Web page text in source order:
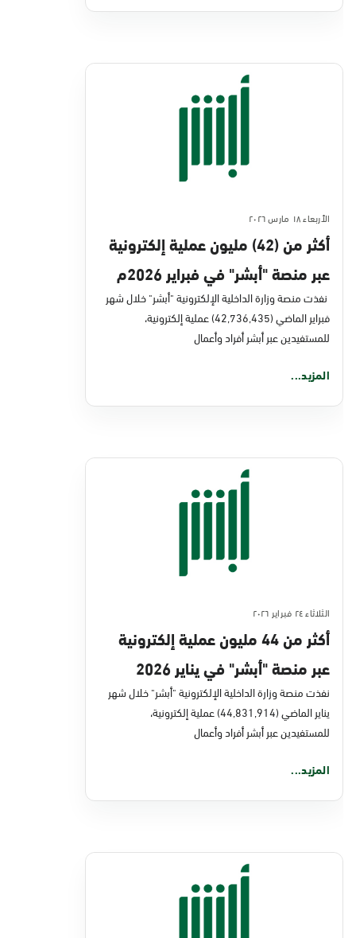
الأربعاء ١٨ مارس ٢٠٢٦
أكثر من (42) مليون عملية إلكترونية
عبر منصة "أبشر" في فبراير 2026م
نفذت منصة وزارة الداخلية الإلكترونية "أبشر" خلال شهر
فبراير الماضي (42,736,435) عملية إلكترونية،
للمستفيدين عبر أبشر أفراد وأعمال
المزيد...
الثلاثاء ٢٤ فبراير ٢٠٢٦
أكثر من 44 مليون عملية إلكترونية
عبر منصة "أبشر" في يناير 2026
نفذت منصة وزارة الداخلية الإلكترونية "أبشر" خلال شهر
يناير الماضي (44,831,914) عملية إلكترونية،
للمستفيدين عبر أبشر أفراد وأعمال
المزيد...